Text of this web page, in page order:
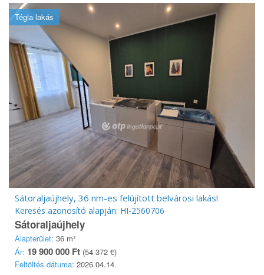
Tégla lakás
Sátoraljaújhely, 36 nm-es felújított belvárosi lakás!
Keresés azonosító alapján: HI-2560706
Sátoraljaújhely
Alapterület: 36 m²
Ár: 19 900 000 Ft (54 372 €)
Feltöltés dátuma: 2026.04.14.